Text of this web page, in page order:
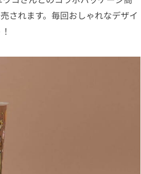
されます。毎回おしゃれなデザイ